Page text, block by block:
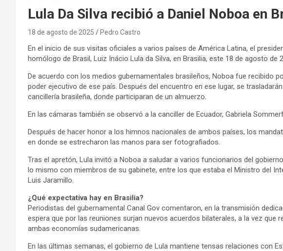
Lula Da Silva recibió a Daniel Noboa en
18 de agosto de 2025 Pedro Castro
En el inicio de sus visitas oficiales a varios países de América Latina, el
homólogo de Brasil, Luiz Inácio Lula da Silva, en Brasilia, este 18 de agosto de
De acuerdo con los medios gubernamentales brasileños, Noboa fue recibido
poder ejecutivo de ese país. Después del encuentro en ese lugar, se
cancillería brasileña, donde participaran de un almuerzo.
En las cámaras también se observó a la canciller de Ecuador, Gabriela
Después de hacer honor a los himnos nacionales de ambos países, los
en donde se estrecharon las manos para ser fotografiados.
Tras el apretón, Lula invitó a Noboa a saludar a varios funcionarios del
lo mismo con miembros de su gabinete, entre los que estaba el Ministro del
Luis Jaramillo.
¿Qué expectativa hay en Brasilia?
Periodistas del gubernamental Canal Gov comentaron, en la transmisión
espera que por las reuniones surjan nuevos acuerdos bilaterales, a la vez que
ambas economías sudamericanas.
En las últimas semanas, el gobierno de Lula mantiene tensas relaciones con